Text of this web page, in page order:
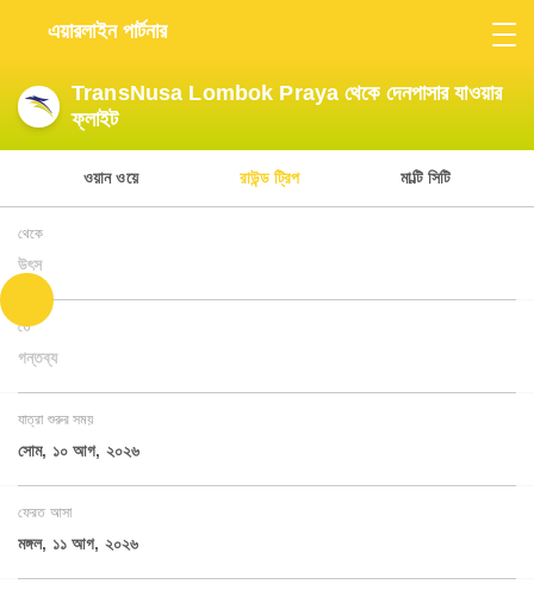
এয়ারলাইন পার্টনার
TransNusa Lombok Praya থেকে দেনপাসার যাওয়ার
ফ্লাইট
ওয়ান ওয়ে রাউন্ড ট্রিপ মাল্টি সিটি
থেকে
উৎস
তে
গন্তব্য
যাত্রা শুরুর সময়
সোম, ১০ আগ, ২০২৬
ফেরত আসা
মঙ্গল, ১১ আগ, ২০২৬